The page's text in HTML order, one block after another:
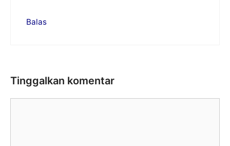
Balas
Tinggalkan komentar